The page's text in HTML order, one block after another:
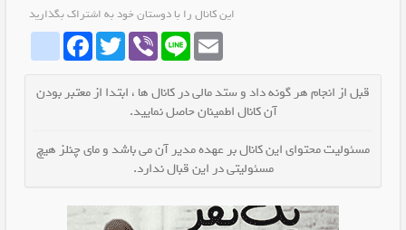
این کانال را با دوستان خود به اشتراک بگذارید
whatrubikaFacebookTwitter Viber Line Email
قبل از انجام هر گونه داد و ستد مالی در کانال ها ، ابتدا از معتبر بودن
آن کانال اطمینان حاصل نمایید.
مسئولیت محتوای این کانال بر عهده مدیر آن می باشد و مای چنلز هیچ
مسئولیتی در این قبال ندارد.